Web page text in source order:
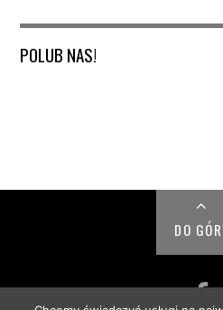
POLUB NAS!
DO